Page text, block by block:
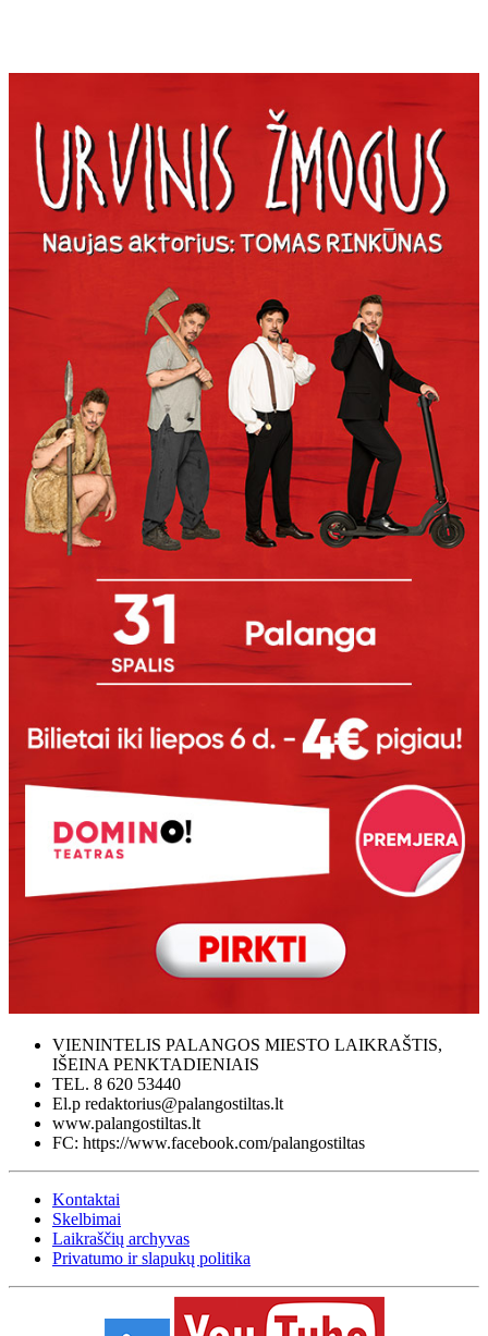
VIENINTELIS PALANGOS MIESTO LAIKRAŠTIS,
IŠEINA PENKTADIENIAIS
TEL. 8 620 53440
El.p redaktorius@palangostiltas.lt
www.palangostiltas.lt
FC: https://www.facebook.com/palangostiltas
Kontaktai
Skelbimai
Laikraščių archyvas
Privatumo ir slapukų politika